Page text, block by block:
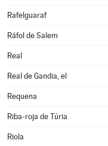
Rafelguaraf
Ráfol de Salem
Real
Real de Gandia, el
Requena
Riba-roja de Túria
Riola